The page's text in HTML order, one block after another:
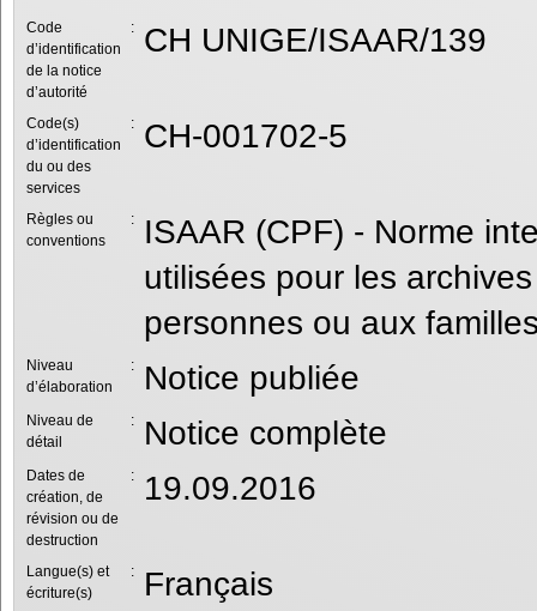
Code
d’identification
de la notice
d’autorité
: CH UNIGE/ISAAR/139
Code(s)
d’identification
du ou des
services
: CH-001702-5
Règles ou
conventions
:
ISAAR (CPF) - Norme
utilisées pour les
personnes ou aux
Niveau
d’élaboration
: Notice publiée
Niveau de
détail
: Notice complète
Dates de
création, de
révision ou de
destruction
: 19.09.2016
Langue(s) et
écriture(s)
: Français